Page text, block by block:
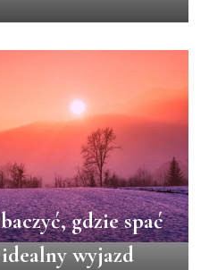
gdzie spać
wyjazd